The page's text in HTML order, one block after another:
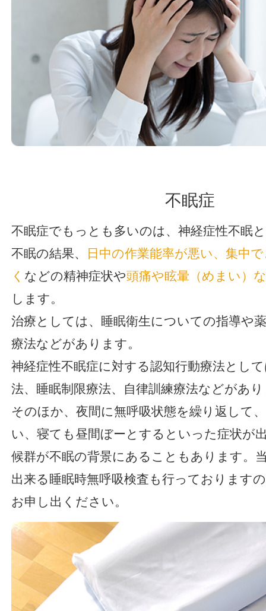
不眠症
不眠症でもっとも多いのは、神経症性不眠
不眠の結果、
日中の作業能率が悪い、集中
く などの精神症状や頭痛や眩暈（めまい）
します。
治療としては、睡眠衛生についての指導や
療法などがあります。
神経症性不眠症に対する認知行動療法とし
法、睡眠制限療法、自律訓練療法などがあ
そのほか、夜間に無呼吸状態を繰り返して
い、寝ても昼間ぼーとするといった症状が
候群が不眠の背景にあることもあります。
出来る睡眠時無呼吸検査も行っております
お申し出ください。